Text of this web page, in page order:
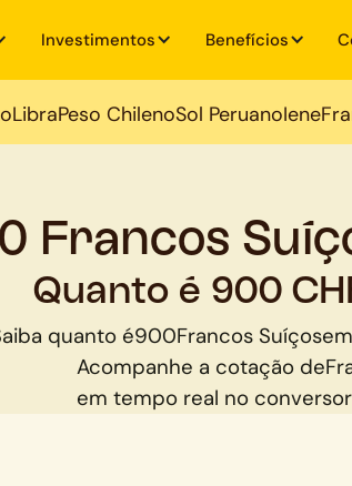
Investimentos Benefícios
LibraPeso ChilenoSol PeruanoIene
Francos
Quanto é 900
quanto é900Francos Suíçosem
Acompanhe a cotação de
em tempo real no